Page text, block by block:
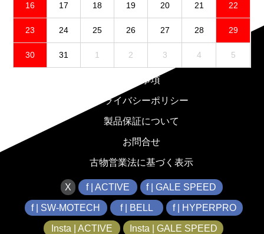
16 17 18 19 20 21 22
23 24 25 26 27 28 29
30 31 1 2 3 4 5
免責事項
プライバシーポリシー
製品保証について
お問合せ
古物営業法に基づく表示
X f | ACTIVE f | GALE SPEED
f | SW-MOTECH f | BELL f | HYPERPRO
Insta | ACTIVE Insta | GALE SPEED